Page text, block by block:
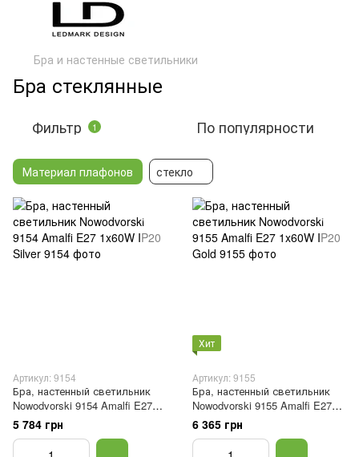
Бра и настенные светильники
Бра стеклянные
Фильтр 1 По популярности
Материал плафонов стекло
Артикул: 9154
Бра, настенный светильник
Nowodvorski 9154 Amalfi E27
1x60W IP20 Silver
5 784 грн
Хит
Артикул: 9155
Бра, настенный светильник
Nowodvorski 9155 Amalfi E27
1x60W IP20 Gold
6 365 грн